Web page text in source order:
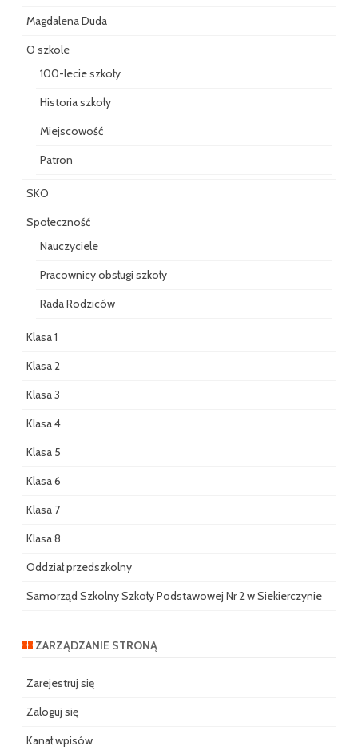
Magdalena Duda
O szkole
100-lecie szkoły
Historia szkoły
Miejscowość
Patron
SKO
Społeczność
Nauczyciele
Pracownicy obsługi szkoły
Rada Rodziców
Klasa 1
Klasa 2
Klasa 3
Klasa 4
Klasa 5
Klasa 6
Klasa 7
Klasa 8
Oddział przedszkolny
Samorząd Szkolny Szkoły Podstawowej Nr 2 w Siekierczynie
ZARZĄDZANIE STRONĄ
Zarejestruj się
Zaloguj się
Kanał wpisów